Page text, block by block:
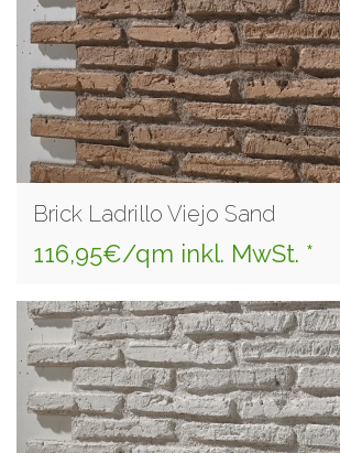
Brick Ladrillo Viejo Sand
116,95€/qm inkl. MwSt. *